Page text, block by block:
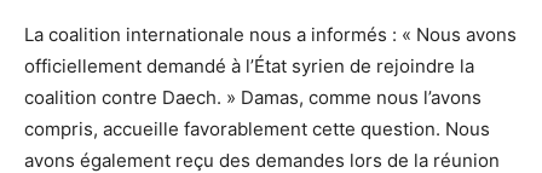
La coalition internationale nous a informés : « Nous avons
officiellement demandé à l’État syrien de rejoindre la
coalition contre Daech. » Damas, comme nous l’avons
compris, accueille favorablement cette question. Nous
avons également reçu des demandes lors de la réunion